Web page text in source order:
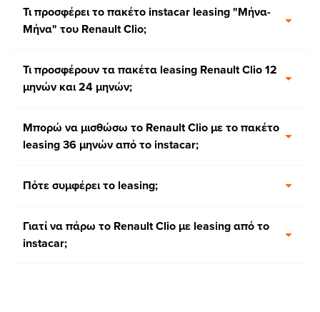
Τι προσφέρει το πακέτο instacar leasing "Μήνα-
Μήνα" του Renault Clio;
Τι προσφέρουν τα πακέτα leasing Renault Clio 12
μηνών και 24 μηνών;
Μπορώ να μισθώσω το Renault Clio με το πακέτο
leasing 36 μηνών από το instacar;
Πότε συμφέρει το leasing;
Γιατί να πάρω το Renault Clio με leasing από το
instacar;